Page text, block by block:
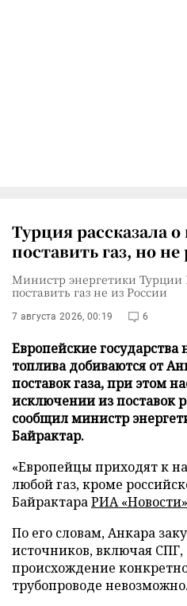
Турция рассказала
поставить газ, но
Министр энергетики Турции
поставить газ не из России
7 августа 2026, 00:19 6
Европейские
топлива добиваются от
поставок газа, при этом
исключении из поставок
сообщил министр
Байрактар.
«Европейцы приходят к
любой газ, кроме
БайрактараРИА «Новости»
По его словам, Анкара
источников, включая
происхождение
трубопроводе невозможно.